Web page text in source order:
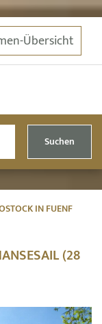
Übersicht
Suchen
IN FUENF
(28